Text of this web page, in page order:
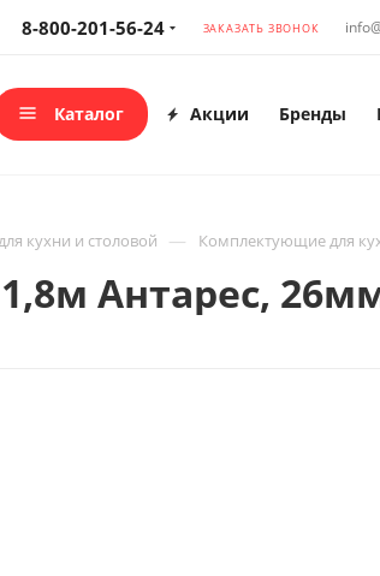
8-800-201-56-24 ЗАКАЗАТЬ ЗВОНОК
Каталог Акции Бренды
кухни и столовой — Комплектующие для
Антарес,